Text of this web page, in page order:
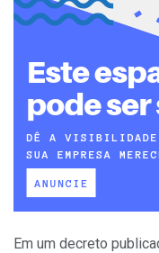
Em um decreto